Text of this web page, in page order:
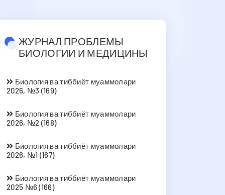
ЖУРНАЛ ПРОБЛЕМЫ
БИОЛОГИИ И МЕДИЦИНЫ
Биология ва тиббиёт муаммолари
2026, №3 (169)
Биология ва тиббиёт муаммолари
2026, №2 (168)
Биология ва тиббиёт муаммолари
2026, №1 (167)
Биология ва тиббиёт муаммолари
2025 №6 (166)